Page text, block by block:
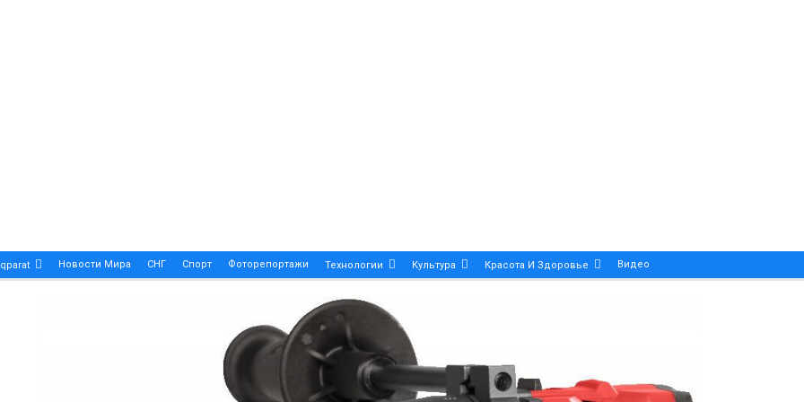
Новости Мира СНГ Спорт Фоторепортажи Технологии Культура Красота И Здоровье Видео
Patek Philippe Calatrava DATE – A True Symbol Of Elegance And Precision